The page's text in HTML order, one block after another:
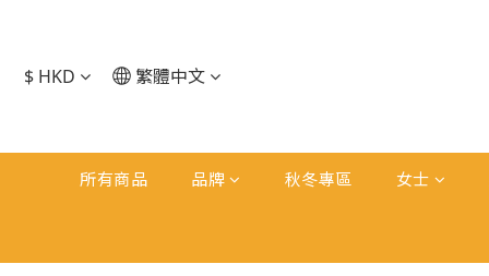
$ HKD 繁體中文
所有商品 品牌 秋冬專區 女士